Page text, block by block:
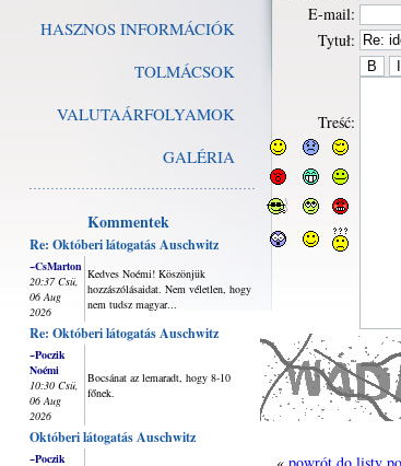
HASZNOS INFORMÁCIÓK
TOLMÁCSOK
VALUTAÁRFOLYAMOK
GALÉRIA
Kommentek
Re: Októberi látogatás Auschwitz
~CsMarton
20:37 Csü,
06 Aug
2026
Kedves Noémi! Köszönjük
hozzászólásaidat. Nem véletlen, hogy
nem tudsz magyar...
Re: Októberi látogatás Auschwitz
~Poczik
Noémi
10:30 Csü,
06 Aug
2026
Bocsánat az lemaradt, hogy 8-10
főnek.
Októberi látogatás Auschwitz
~Poczik
E-mail:
Tytuł:
Treść: